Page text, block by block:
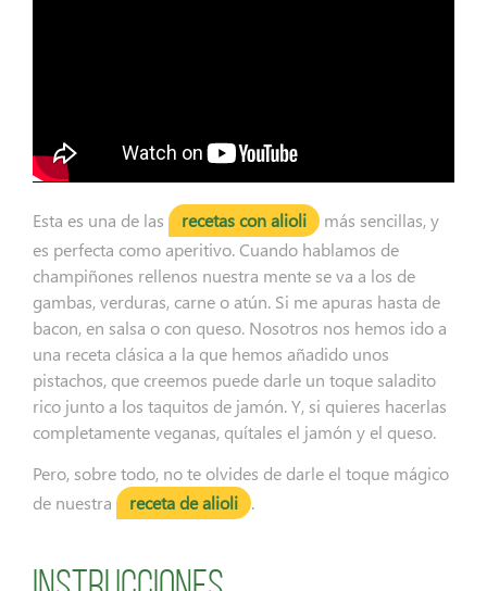
Esta es una de las recetas con alioli
más sencillas, y
es perfecta como aperitivo. Cuando hablamos de
champiñones rellenos nuestra mente se va a los de
gambas, verduras, carne o atún. Si me apuras hasta de
bacon, en salsa o con queso. Nosotros nos hemos ido a
una receta clásica a la que hemos añadido unos
pistachos, que creemos puede darle un toque saladito
rico junto a los taquitos de jamón. Y, si quieres hacerlas
completamente veganas, quítales el jamón y el queso.
Pero, sobre todo, no te olvides de darle el toque mágico
de nuestra
receta de alioli .